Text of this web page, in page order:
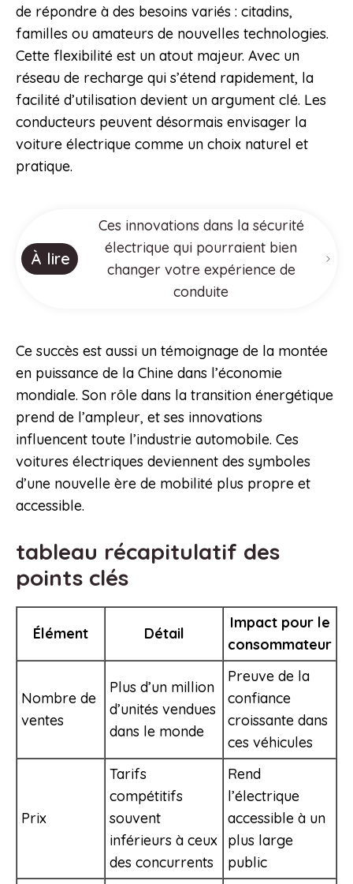
de répondre à des besoins variés : citadins,
familles ou amateurs de nouvelles technologies.
Cette flexibilité est un atout majeur. Avec un
réseau de recharge qui s’étend rapidement, la
facilité d’utilisation devient un argument clé. Les
conducteurs peuvent désormais envisager la
voiture électrique comme un choix naturel et
pratique.
À lire
Ces innovations dans la sécurité
électrique qui pourraient bien
changer votre expérience de
conduite
Ce succès est aussi un témoignage de la montée
en puissance de la Chine dans l’économie
mondiale. Son rôle dans la transition énergétique
prend de l’ampleur, et ses innovations
influencent toute l’industrie automobile. Ces
voitures électriques deviennent des symboles
d’une nouvelle ère de mobilité plus propre et
accessible.
tableau récapitulatif des
points clés
Élément Détail
Impact pour le
consommateur
Nombre de
ventes
Plus d’un million
d’unités vendues
dans le monde
Preuve de la
confiance
croissante dans
ces véhicules
Prix
Tarifs
compétitifs
souvent
inférieurs à ceux
des concurrents
Rend
l’électrique
accessible à un
plus large
public